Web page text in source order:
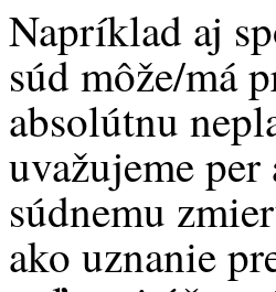
Napríklad aj
súd môže/má
absolútnu
uvažujeme
súdnemu
ako uznanie